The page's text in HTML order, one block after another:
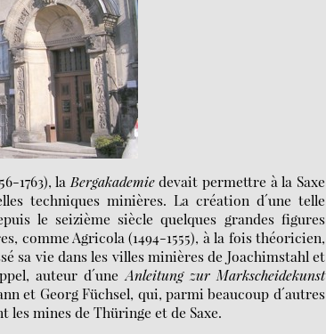
1763), laBergakademiedevait permettre à la Saxe
techniques minières. La création d´une telle
le seizième siècle quelques grandes figures
comme Agricola (1494-1555), à la fois théoricien,
sa vie dans les villes minières de Joachimstahl et
auteur d´uneAnleitung zur Markscheidekunst
et Georg Füchsel, qui, parmi beaucoup d´autres
mines de Thüringe et de Saxe.